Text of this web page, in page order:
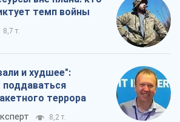
темп войны
8,7 т.
и худшее":
поддаваться
террора
8,2 т.